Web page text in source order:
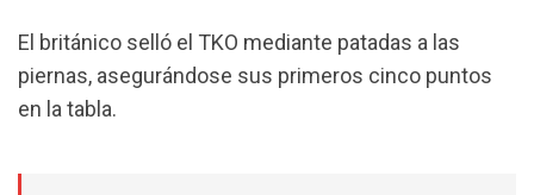
El británico selló el TKO mediante patadas a las
piernas, asegurándose sus primeros cinco puntos
en la tabla.